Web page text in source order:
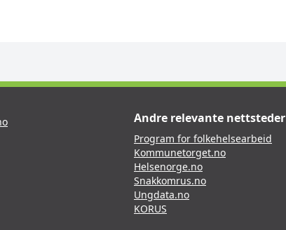
Andre relevante nettsteder
Program for folkehelsearbeid
Kommunetorget.no
Helsenorge.no
Snakkomrus.no
Ungdata.no
KORUS